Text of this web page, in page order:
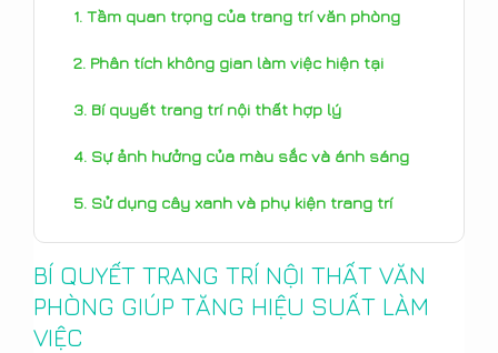
Tầm quan trọng của trang trí văn phòng
Phân tích không gian làm việc hiện tại
Bí quyết trang trí nội thất hợp lý
Sự ảnh hưởng của màu sắc và ánh sáng
Sử dụng cây xanh và phụ kiện trang trí
BÍ QUYẾT TRANG TRÍ NỘI THẤT VĂN
PHÒNG GIÚP TĂNG HIỆU SUẤT LÀM
VIỆC